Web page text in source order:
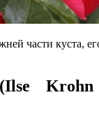
части куста,
Krohn